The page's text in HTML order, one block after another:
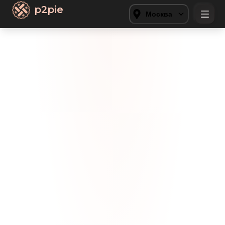
p2pie Москва